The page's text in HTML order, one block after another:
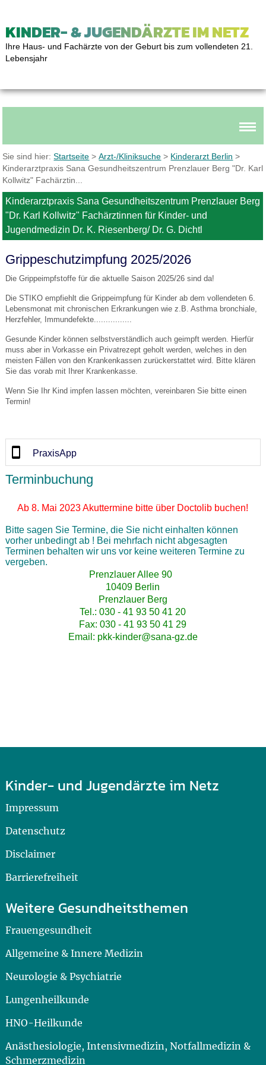
KINDER- & JUGENDÄRZTE IM NETZ
Ihre Haus- und Fachärzte von der Geburt bis zum vollendeten 21.
Lebensjahr
Sie sind hier:Startseite >Arzt-/Kliniksuche > Kinderarzt Berlin >
Kinderarztpraxis Sana Gesundheitszentrum Prenzlauer Berg "Dr. Karl
Kollwitz" Fachärztin...
Kinderarztpraxis Sana Gesundheitszentrum Prenzlauer Berg
"Dr. Karl Kollwitz" Fachärztinnen für Kinder- und
Jugendmedizin Dr. K. Riesenberg/ Dr. G. Dichtl
Grippeschutzimpfung 2025/2026
Die Grippeimpfstoffe für die aktuelle Saison 2025/26 sind da!
Die STIKO empfiehlt die Grippeimpfung für Kinder ab dem vollendeten 6.
Lebensmonat mit chronischen Erkrankungen wie z.B. Asthma bronchiale,
Herzfehler, Immundefekte................
Gesunde Kinder können selbstverständlich auch geimpft werden. Hierfür
muss aber in Vorkasse ein Privatrezept geholt werden, welches in den
meisten Fällen von den Krankenkassen zurückerstattet wird. Bitte klären
Sie das vorab mit Ihrer Krankenkasse.
Wenn Sie Ihr Kind impfen lassen möchten, vereinbaren Sie bitte einen
Termin!
PraxisApp
Terminbuchung
Ab 8. Mai 2023 Akuttermine bitte über Doctolib buchen!
Bitte sagen Sie Termine, die Sie nicht einhalten können
vorher unbedingt ab ! Bei mehrfach nicht abgesagten
Terminen behalten wir uns vor keine weiteren Termine zu
vergeben.
Prenzlauer Allee 90
10409 Berlin
Prenzlauer Berg
Tel.: 030 - 41 93 50 41 20
Fax: 030 - 41 93 50 41 29
Email: pkk-kinder@sana-gz.de
Kinder- und Jugendärzte im Netz
Impressum
Datenschutz
Disclaimer
Barrierefreiheit
Weitere Gesundheitsthemen
Frauengesundheit
Allgemeine & Innere Medizin
Neurologie & Psychiatrie
Lungenheilkunde
HNO-Heilkunde
Anästhesiologie, Intensivmedizin, Notfallmedizin &
Schmerzmedizin